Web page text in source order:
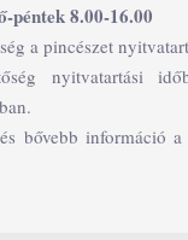
8.00-16.00
a pincészet
nyitvatartási
bővebb információ